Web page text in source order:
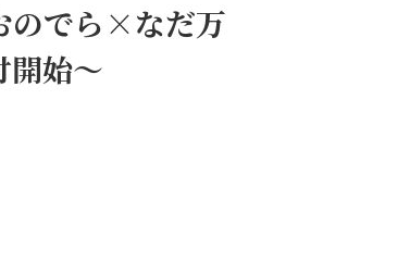
のでら×なだ万
開始～